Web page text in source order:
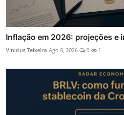
Inflação em 2026: projeções e
Vinicius Teixeira Ago 8, 2026 0 1